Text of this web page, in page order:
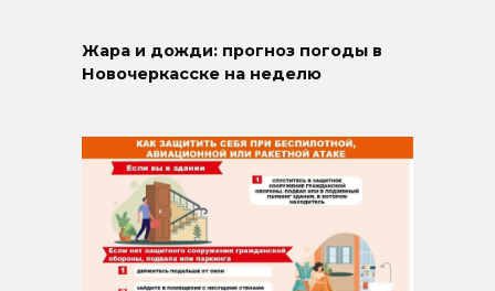
Жара и дожди: прогноз погоды в
Новочеркасске на неделю